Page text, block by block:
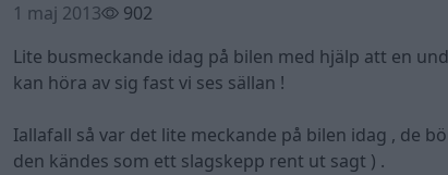
1 maj 2013
902
Lite busmeckande idag på bilen med hjälp att en
kan höra av sig fast vi ses sällan !
Iallafall så var det lite meckande på bilen idag , de
den kändes som ett slagskepp rent ut sagt ) .